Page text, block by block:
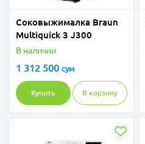
Соковыжималка Braun
Multiquick 3 J300
В наличии
1 312 500 сум
Купить В корзину